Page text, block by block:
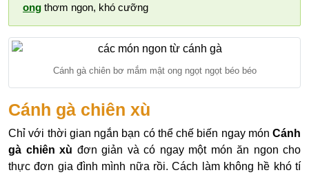
ong thơm ngon, khó cưỡng
Cánh gà chiên bơ mắm mật ong ngọt ngọt béo béo
Cánh gà chiên xù
Chỉ với thời gian ngắn bạn có thể chế biến ngay món Cánh
gà chiên xù đơn giản và có ngay một món ăn ngon cho
thực đơn gia đình mình nữa rồi. Cách làm không hề khó tí